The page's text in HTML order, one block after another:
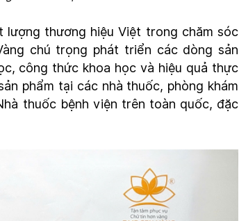
lượng thương hiệu Việt trong chăm sóc
chú trọng phát triển các dòng sản
công thức khoa học và hiệu quả thực
phẩm tại các nhà thuốc, phòng khám
thuốc bệnh viện trên toàn quốc, đặc